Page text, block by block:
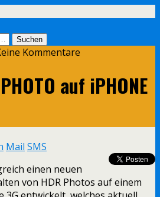
Kommentare
auf iPHONE
Mail SMS
einen neuen
von HDR Photos auf einem